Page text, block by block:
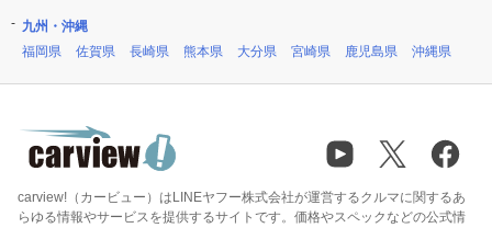
九州・沖縄
福岡県
佐賀県 長崎県 熊本県 大分県 宮崎県 鹿児島県 沖縄県
carview!（カービュー）はLINEヤフー株式会社が運営するクルマに関するあ
らゆる情報やサービスを提供するサイトです。価格やスペックなどの公式情